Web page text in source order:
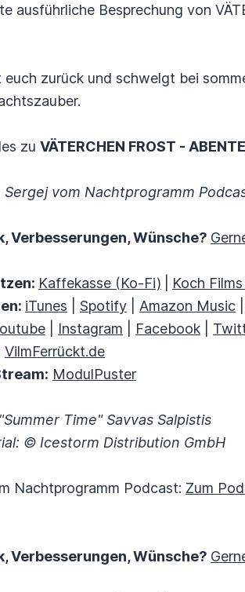
ausführliche Besprechung von
euch zurück und schwelgt bei
zu VÄTERCHEN FROST -
Sergej vom Nachtprogramm
Verbesserungen, Wünsche?
Kaffekasse (Ko-Fi)
Koch
iTunes Spotify Amazon Music
Instagram Facebook
VilmFerrückt.de
ModulPuster
Time" Savvas Salpistis
© Icestorm Distribution GmbH
Nachtprogramm Podcast: Zum
Verbesserungen, Wünsche?